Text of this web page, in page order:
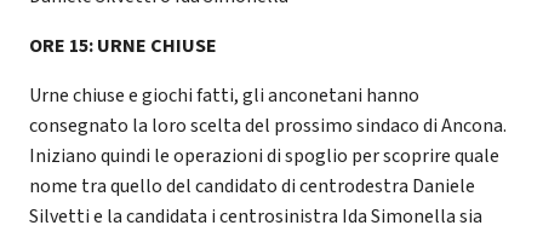
ORE 15: URNE CHIUSE
Urne chiuse e giochi fatti, gli anconetani hanno
consegnato la loro scelta del prossimo sindaco di Ancona.
Iniziano quindi le operazioni di spoglio per scoprire quale
nome tra quello del candidato di centrodestra Daniele
Silvetti e la candidata i centrosinistra Ida Simonella sia